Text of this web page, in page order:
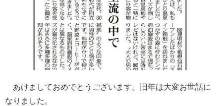
あけましておめでとうございます。旧年は大変お世話に
なりました。